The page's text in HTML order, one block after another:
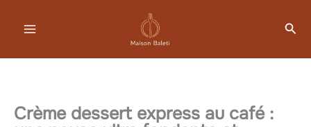
Crème dessert express au café :